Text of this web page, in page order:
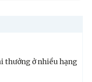
thưởng ở nhiều hạng